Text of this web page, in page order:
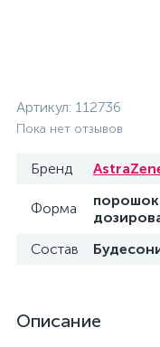
Артикул: 112736
Пока нет отзывов
Бренд
Форма
порошок
Состав
Описание